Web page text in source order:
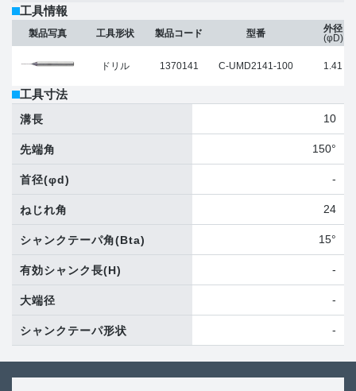
工具情報
製品写真 工具形状
ドリル
製品コード
1370141
型番
C-UMD2141-100
外径
(φD)
1.41
工具寸法
溝長 10
先端角 150°
首径(φd) -
ねじれ角 24
シャンクテーパ角(Bta) 15°
有効シャンク長(H) -
大端径 -
シャンクテーパ形状 -